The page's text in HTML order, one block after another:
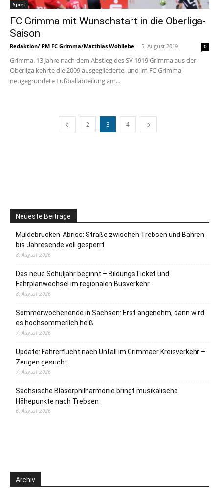
Sport
FC Grimma mit Wunschstart in die Oberliga-
Saison
Redaktion/ PM FC Grimma/Matthias Wohllebe - 5. August 2019 0
Grimma. 13 Jahre nach dem Abstieg des SV 1919 Grimma aus der
Oberliga kehrte die 2009 ausgegliederte, und im FC Grimma
neugegründete Fußballabteilung am...
2 3 4
Neueste Beiträge
Muldebrücken-Abriss: Straße zwischen Trebsen und Bahren
bis Jahresende voll gesperrt
8. August 2026
Das neue Schuljahr beginnt – BildungsTicket und
Fahrplanwechsel im regionalen Busverkehr
8. August 2026
Sommerwochenende in Sachsen: Erst angenehm, dann wird
es hochsommerlich heiß
7. August 2026
Update: Fahrerflucht nach Unfall im Grimmaer Kreisverkehr –
Zeugen gesucht
7. August 2026
Sächsische Bläserphilharmonie bringt musikalische
Höhepunkte nach Trebsen
6. August 2026
Archiv